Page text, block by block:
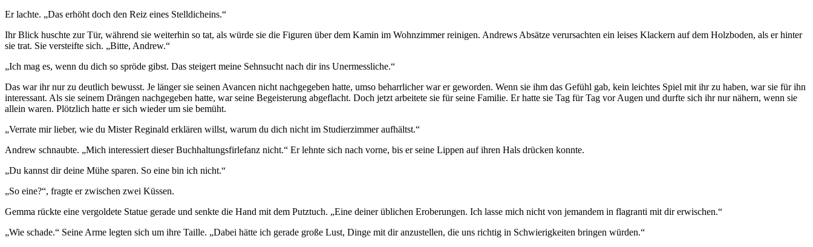
Er lachte. „Das erhöht doch den Reiz eines Stelldicheins.“
Ihr Blick huschte zur Tür, während sie weiterhin so tat, als würde sie die Figuren über dem Kamin im Wohnzimmer reinigen. Andrews Absätze verursachten ein leises Klackern auf dem Holzboden, als er hinter
sie trat. Sie versteifte sich. „Bitte, Andrew.“
„Ich mag es, wenn du dich so spröde gibst. Das steigert meine Sehnsucht nach dir ins Unermessliche.“
Das war ihr nur zu deutlich bewusst. Je länger sie seinen Avancen nicht nachgegeben hatte, umso beharrlicher war er geworden. Wenn sie ihm das Gefühl gab, kein leichtes Spiel mit ihr zu haben, war sie für ihn
interessant. Als sie seinem Drängen nachgegeben hatte, war seine Begeisterung abgeflacht. Doch jetzt arbeitete sie für seine Familie. Er hatte sie Tag für Tag vor Augen und durfte sich ihr nur nähern, wenn sie
allein waren. Plötzlich hatte er sich wieder um sie bemüht.
„Verrate mir lieber, wie du Mister Reginald erklären willst, warum du dich nicht im Studierzimmer aufhältst.“
Andrew schnaubte. „Mich interessiert dieser Buchhaltungsfirlefanz nicht.“ Er lehnte sich nach vorne, bis er seine Lippen auf ihren Hals drücken konnte.
„Du kannst dir deine Mühe sparen. So eine bin ich nicht.“
„So eine?“, fragte er zwischen zwei Küssen.
Gemma rückte eine vergoldete Statue gerade und senkte die Hand mit dem Putztuch. „Eine deiner üblichen Eroberungen. Ich lasse mich nicht von jemandem in flagranti mit dir erwischen.“
„Wie schade.“ Seine Arme legten sich um ihre Taille. „Dabei hätte ich gerade große Lust, Dinge mit dir anzustellen, die uns richtig in Schwierigkeiten bringen würden.“